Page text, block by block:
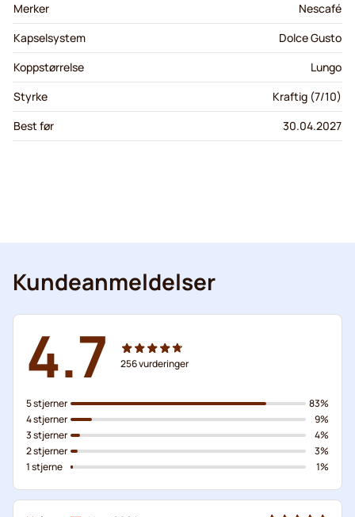
Merker
Nescafé
Kapselsystem
Dolce Gusto
Koppstørrelse
Lungo
Styrke
Kraftig (7/10)
Best før
30.04.2027
Kundeanmeldelser
4.7 256vurderinger
5 stjerner
4 stjerner
3 stjerner
2 stjerner
1 stjerne
83%
9%
4%
3%
1%